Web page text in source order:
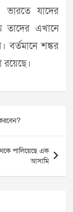
ভারতে যাদের
এখানে
বর্তমানে শঙ্কর
রয়েছে।
পালিয়েছে এক
আসামি